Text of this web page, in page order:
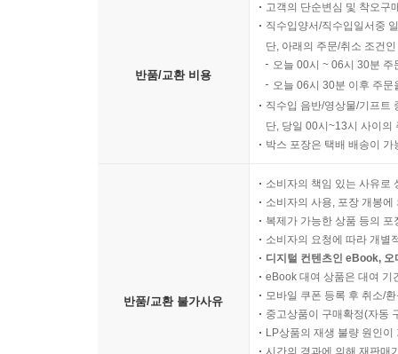
반품/교환 비용
고객의 단순변심 및 착오구
직수입양서/직수입일서중
단, 아래의 주문/취소 조건
오늘 00시 ~ 06시 30분
오늘 06시 30분 이후 주
직수입 음반/영상물/기프트
단, 당일 00시~13시 사이의
박스 포장은 택배 배송이
반품/교환 불가사유
소비자의 책임 있는 사유로
소비자의 사용, 포장 개봉
복제가 가능한 상품 등의
소비자의 요청에 따라 개별
디지털 컨텐츠인 eBook,
eBook 대여 상품은 대여 기
모바일 쿠폰 등록 후 취소/
중고상품이 구매확정(자동
LP상품의 재생 불량 원인